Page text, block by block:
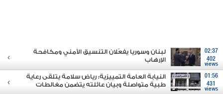
02:37
402
views
لبنان وسوريا يفعّلان التنسيق الأمني ومكافحة
الإرهاب
01:56
431
views
النيابة العامة التمييزية: رياض سلامة يتلقى رعاية
طبية متواصلة وبيان عائلته يتضمن مغالطات